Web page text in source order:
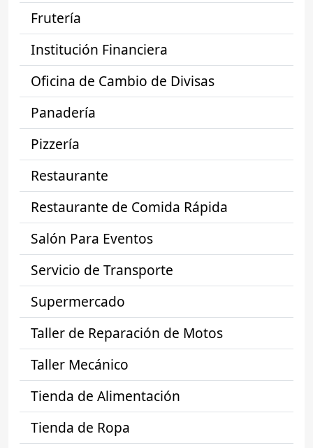
Frutería
Institución Financiera
Oficina de Cambio de Divisas
Panadería
Pizzería
Restaurante
Restaurante de Comida Rápida
Salón Para Eventos
Servicio de Transporte
Supermercado
Taller de Reparación de Motos
Taller Mecánico
Tienda de Alimentación
Tienda de Ropa